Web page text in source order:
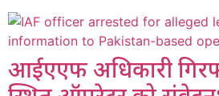
आईएएफ अधिकारी